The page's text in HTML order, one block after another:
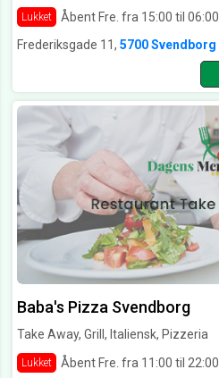
Lukket Åbent Fre. fra 15:00 til 06:00
Frederiksgade 11, 5700 Svendborg
Baba's Pizza Svendborg
Take Away, Grill, Italiensk, Pizzeria
Lukket
Åbent Fre. fra 11:00 til 22:00